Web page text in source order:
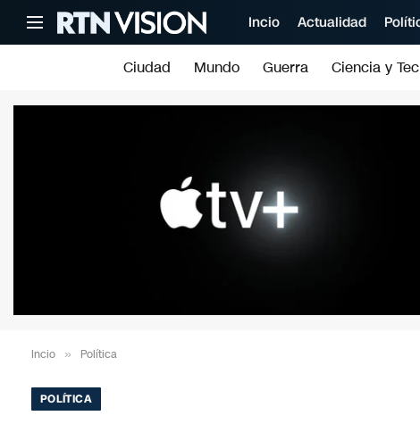
Incio Actualidad
Ciudad Mundo Guerra Ciencia y
Incio » Política
POLÍTICA